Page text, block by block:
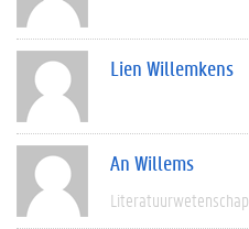
Lien Willemkens
An Willems
Literatuurwetenschap